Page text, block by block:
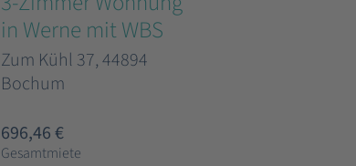
in Werne mit WBS
Zum Kühl 37, 44894
Bochum
696,46 €
Gesamtmiete